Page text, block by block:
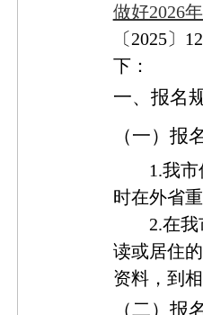
做好2026
〔2025〕
下：
一、报名
（一）报
1.我市
时在外省重
2.在我
读或居住
资料，到
（二）报